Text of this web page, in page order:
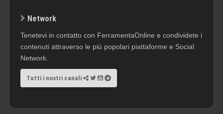
Network
Tenetevi in contatto con FerramentaOnline e condividete i
contenuti attraverso le più popolari piattaforme e Social
Network.
Tutti i nostri canali